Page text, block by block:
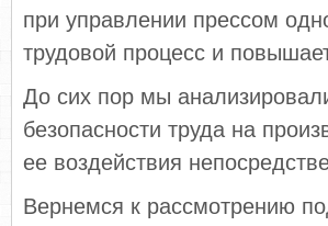
при управлении прессом
трудовой процесс и
До сих пор мы
безопасности труда на
ее воздействия
Вернемся к рассмотрению